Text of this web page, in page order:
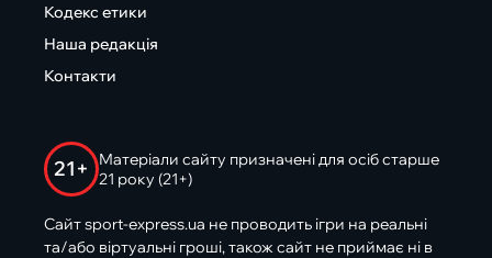
Кодекс етики
Наша редакція
Контакти
21+
Матеріали сайту призначені для осіб старше
21 року (21+)
Сайт sport-express.ua не проводить ігри на реальні
та/або віртуальні гроші, також сайт не приймає ні в